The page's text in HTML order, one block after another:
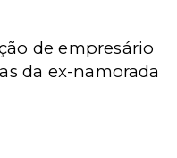
de empresário
da ex-namorada